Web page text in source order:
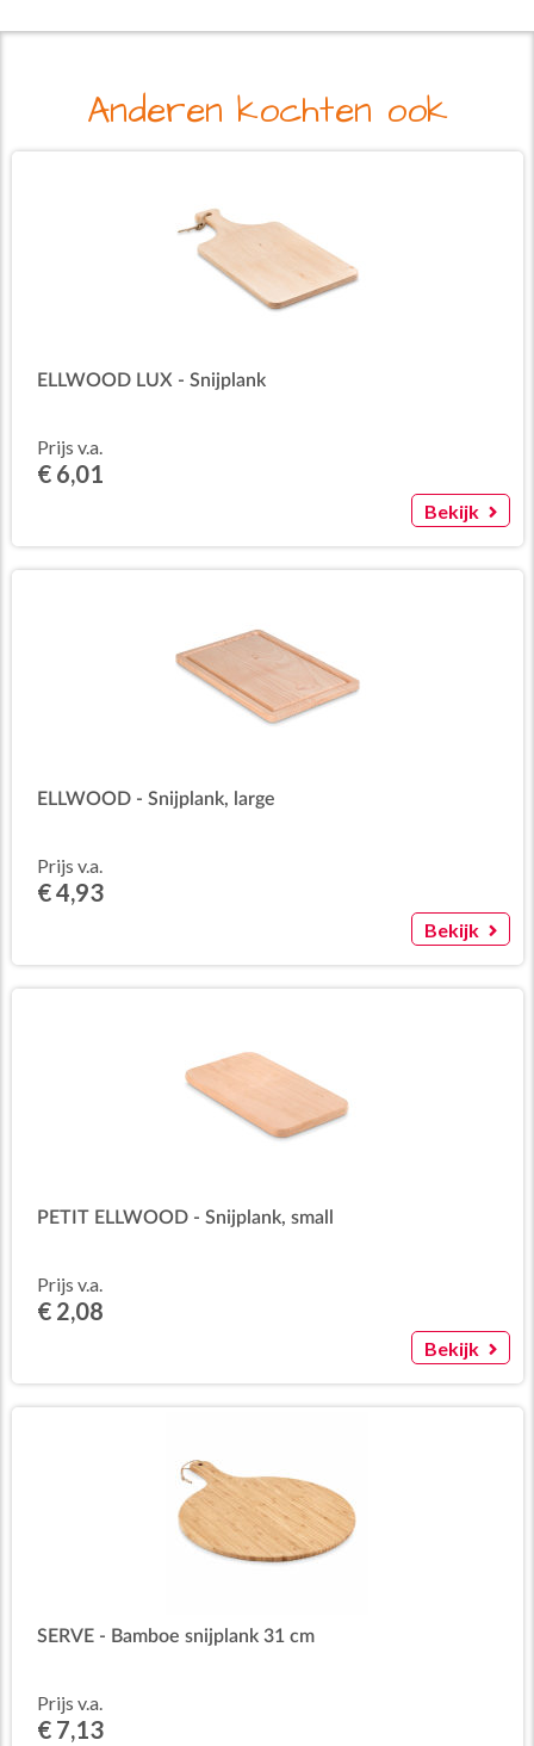
Anderen kochten ook
ELLWOOD LUX - Snijplank
Prijs v.a.
€ 6,01
Bekijk
ELLWOOD - Snijplank, large
Prijs v.a.
€ 4,93
Bekijk
PETIT ELLWOOD - Snijplank, small
Prijs v.a.
€ 2,08
Bekijk
SERVE - Bamboe snijplank 31 cm
Prijs v.a.
€ 7,13